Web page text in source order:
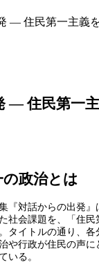
― 住民第一主義
― 住民第一
の政治とは
『対話からの出発』
社会課題を、「住民
タイトルの通り、
や行政が住民の声に
いる。